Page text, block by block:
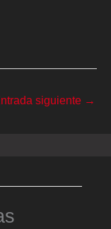
siguiente →